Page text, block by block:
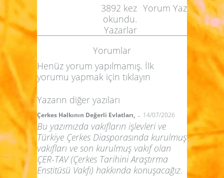
Yorum Yaz
3892 kez
okundu.
Yazarlar
Yorumlar
Henüz yorum yapılmamış. İlk
yorumu yapmak için tıklayın
Yazarın diğer yazıları
Çerkes Halkının Değerli Evlatları, - 14/07/2026
Bu yazımızda vakıfların işlevleri ve
Türkiye Çerkes Diasporasında kurulmuş
vakıfları ve son kurulmuş vakıf olan
ÇER-TAV (Çerkes Tarihini Araştırma
Enstitüsü Vakfı) hakkında konuşacağız.